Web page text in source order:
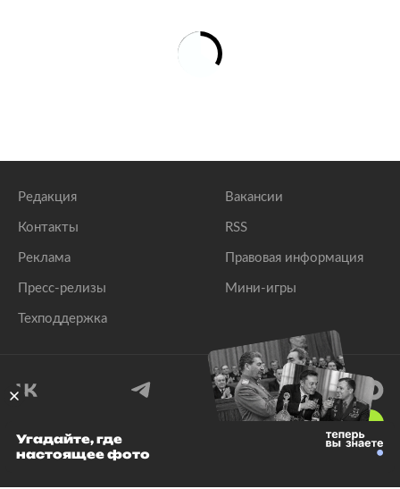
Редакция
Контакты
Реклама
Пресс-релизы
Техподдержка
Вакансии
RSS
Правовая информация
Мини-игры
© 1999–2026 Все права защищены.
Угадайте, где
настоящее фото